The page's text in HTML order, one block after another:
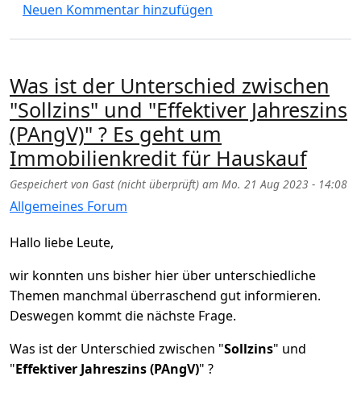
Neuen Kommentar hinzufügen
Was ist der Unterschied zwischen
"Sollzins" und "Effektiver Jahreszins
(PAngV)" ? Es geht um
Immobilienkredit für Hauskauf
Gespeichert von Gast (nicht überprüft) am Mo. 21 Aug 2023 - 14:08
Allgemeines Forum
Hallo liebe Leute,
wir konnten uns bisher hier über unterschiedliche
Themen manchmal überraschend gut informieren.
Deswegen kommt die nächste Frage.
Was ist der Unterschied zwischen "Sollzins" und
"Effektiver Jahreszins (PAngV)" ?